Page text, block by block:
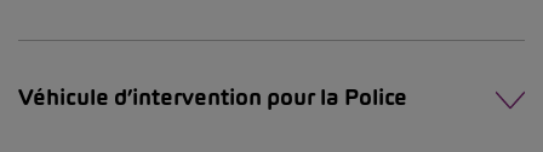
Véhicule d’intervention pour la Police